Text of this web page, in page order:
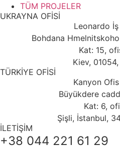
TÜM PROJELER
UKRAYNA OFİSİ
Leonardo
Bohdana
Kat: 15,
Kiev,
TÜRKİYE OFİSİ
Kanyon
Büyükdere
Kat: 6,
Şişli, İstanbul,
İLETİŞİM
+38 044 221 61 29